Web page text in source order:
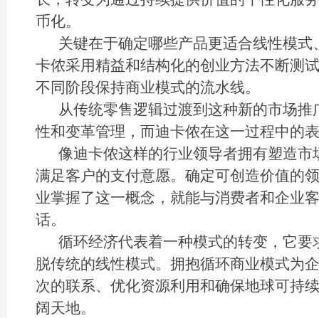
币化。
关键在于确定哪些产品更适合线性模
卡侬采用精益和结构化的创业方法不断测
不同阶段保持商业模式的流水线。
从传统零售逻辑过渡到这种新的市场
性和变革管理，而迪卡侬在这一过程中的
像迪卡侬这样的行业领导者拥有塑造
满足客户的支付意愿。确定可创造价值的
业掌握了这一概念，就能与消费者和企业
话。
循环经济代表着一种模式的转变，它
脱传统的线性模式。拥抱循环商业模式为
次的联系、优化资源利用和确保地球可持
阔天地。